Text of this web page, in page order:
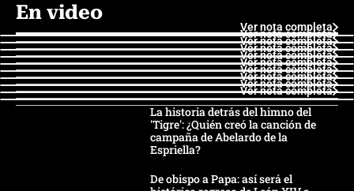
En video
Ver nota completa
Ver nota completa
Ver nota completa
Ver nota completa
Ver nota completa
Ver nota completa
Ver nota completa
Ver nota completa
Ver nota completa
Ver nota completa
La historia detrás del himno del
'Tigre': ¿Quién creó la canción de
campaña de Abelardo de la
Espriella?
De obispo a Papa: así será el